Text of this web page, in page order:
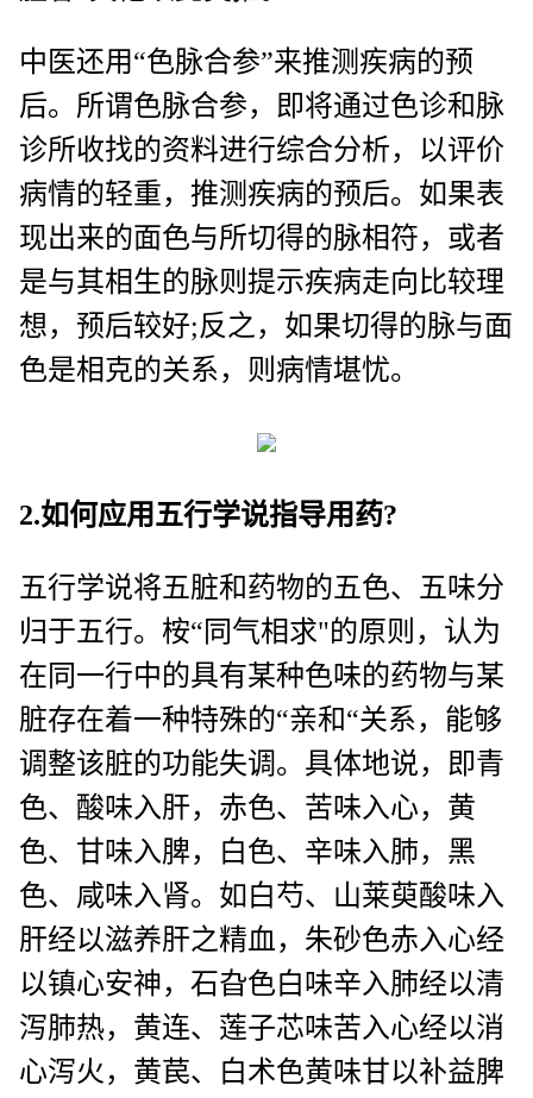
中医还用“色脉合参”来推测疾病的预
后。所谓色脉合参，即将通过色诊和脉
诊所收找的资料进行综合分析，以评价
病情的轻重，推测疾病的预后。如果表
现出来的面色与所切得的脉相符，或者
是与其相生的脉则提示疾病走向比较理
想，预后较好;反之，如果切得的脉与面
色是相克的关系，则病情堪忧。
2.如何应用五行学说指导用药?
五行学说将五脏和药物的五色、五味分
归于五行。桉“同气相求"的原则，认为
在同一行中的具有某种色味的药物与某
脏存在着一种特殊的“亲和“关系，能够
调整该脏的功能失调。具体地说，即青
色、酸味入肝，赤色、苦味入心，黄
色、甘味入脾，白色、辛味入肺，黑
色、咸味入肾。如白芍、山莱萸酸味入
肝经以滋养肝之精血，朱砂色赤入心经
以镇心安神，石旮色白味辛入肺经以清
泻肺热，黄连、莲子芯味苦入心经以消
心泻火，黄苠、白术色黄味甘以补益脾